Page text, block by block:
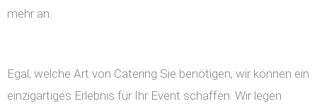
mehr an.
Egal, welche Art von Catering Sie benötigen, wir können ein
einzigartiges Erlebnis für Ihr Event schaffen. Wir legen